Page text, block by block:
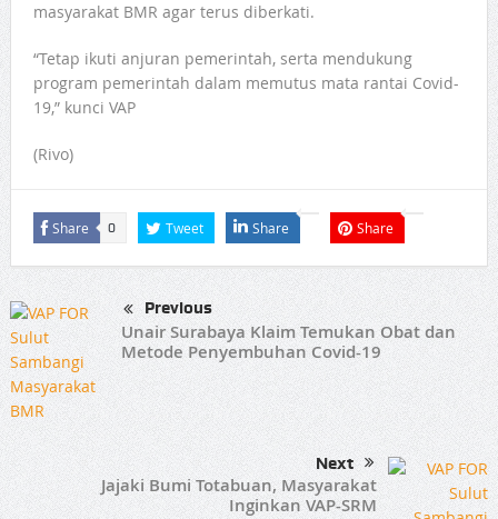
masyarakat BMR agar terus diberkati.
“Tetap ikuti anjuran pemerintah, serta mendukung
program pemerintah dalam memutus mata rantai Covid-
19,” kunci VAP
(Rivo)
Share 0 Tweet Share Share
Previous
Unair Surabaya Klaim Temukan Obat dan
Metode Penyembuhan Covid-19
Next
Jajaki Bumi Totabuan, Masyarakat
Inginkan VAP-SRM